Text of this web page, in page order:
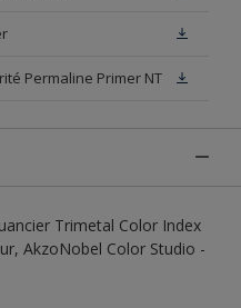
Permaline Primer NT
Trimetal Color Index
AkzoNobel Color Studio -